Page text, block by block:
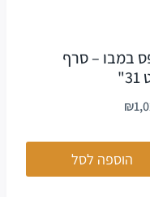
במבו – סרף
₪
הוספה לסל